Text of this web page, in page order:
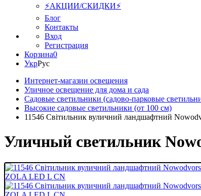
⚡АКЦИИ/СКИДКИ⚡
Блог
Контакты
Вход
Регистрация
Корзина0
УкрРус
Интернет-магазин освещения
Уличное освещение для дома и сада
Садовые светильники (садово-парковые
Высокие садовые светильники (от 100 см)
11546 Світильник вуличний ландшафтний
Уличный светильник